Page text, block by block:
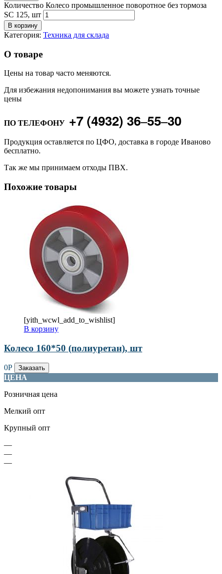
Количество Колесо промышленное поворотное без тормоза
SC 125, шт
В корзину
Категория: Техника для склада
О товаре
Цены на товар часто меняются.
Для избежания недопонимания вы можете узнать точные
цены
ПО ТЕЛЕФОНУ +7 (4932) 36‒55‒30
Продукция оставляется по ЦФО, доставка в городе Иваново
бесплатно.
Так же мы принимаем отходы ПВХ.
Похожие товары
[yith_wcwl_add_to_wishlist]
В корзину
Колесо 160*50 (полиуретан), шт
0Р Заказать
ЦЕНА
Розничная цена
Мелкий опт
Крупный опт
—
—
—